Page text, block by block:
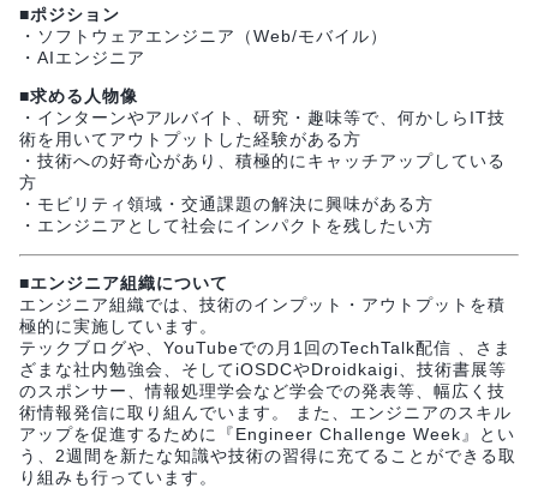
■ポジション
・ソフトウェアエンジニア（Web/モバイル）
・AIエンジニア
■求める人物像
・インターンやアルバイト、研究・趣味等で、何かしらIT技
術を用いてアウトプットした経験がある方
・技術への好奇心があり、積極的にキャッチアップしている
方
・モビリティ領域・交通課題の解決に興味がある方
・エンジニアとして社会にインパクトを残したい方
■エンジニア組織について
エンジニア組織では、技術のインプット・アウトプットを積
極的に実施しています。
テックブログや、YouTubeでの月1回のTechTalk配信 、さま
ざまな社内勉強会、そしてiOSDCやDroidkaigi、技術書展等
のスポンサー、情報処理学会など学会での発表等、幅広く技
術情報発信に取り組んでいます。 また、エンジニアのスキル
アップを促進するために『Engineer Challenge Week』とい
う、2週間を新たな知識や技術の習得に充てることができる取
り組みも行っています。